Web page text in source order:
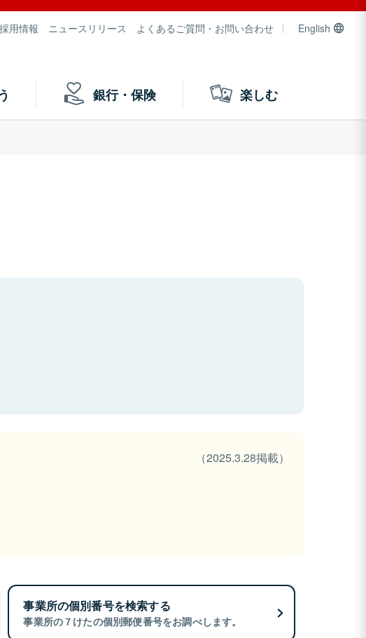
採用情報 ニュースリリース よくあるご質問・お問い合わせ English
銀行・保険 楽しむ
（2025.3.28掲載）
事業所の個別番号を検索する
事業所の７けたの個別郵便番号をお調べします。